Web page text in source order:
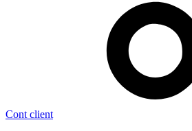
Cont client